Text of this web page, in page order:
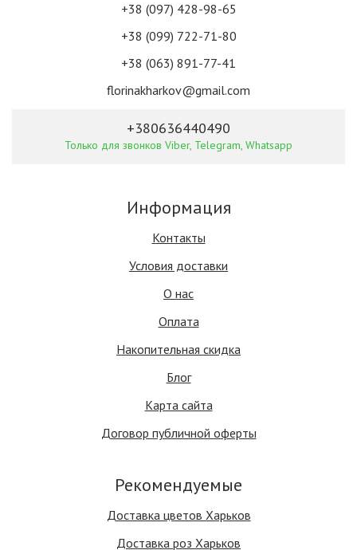
+38 (097) 428-98-65
+38 (099) 722-71-80
+38 (063) 891-77-41
florinakharkov@gmail.com
+380636440490
Только для звонков Viber, Telegram, Whatsapp
Информация
Контакты
Условия доставки
О нас
Оплата
Накопительная скидка
Блог
Карта сайта
Договор публичной оферты
Рекомендуемые
Доставка цветов Харьков
Доставка роз Харьков